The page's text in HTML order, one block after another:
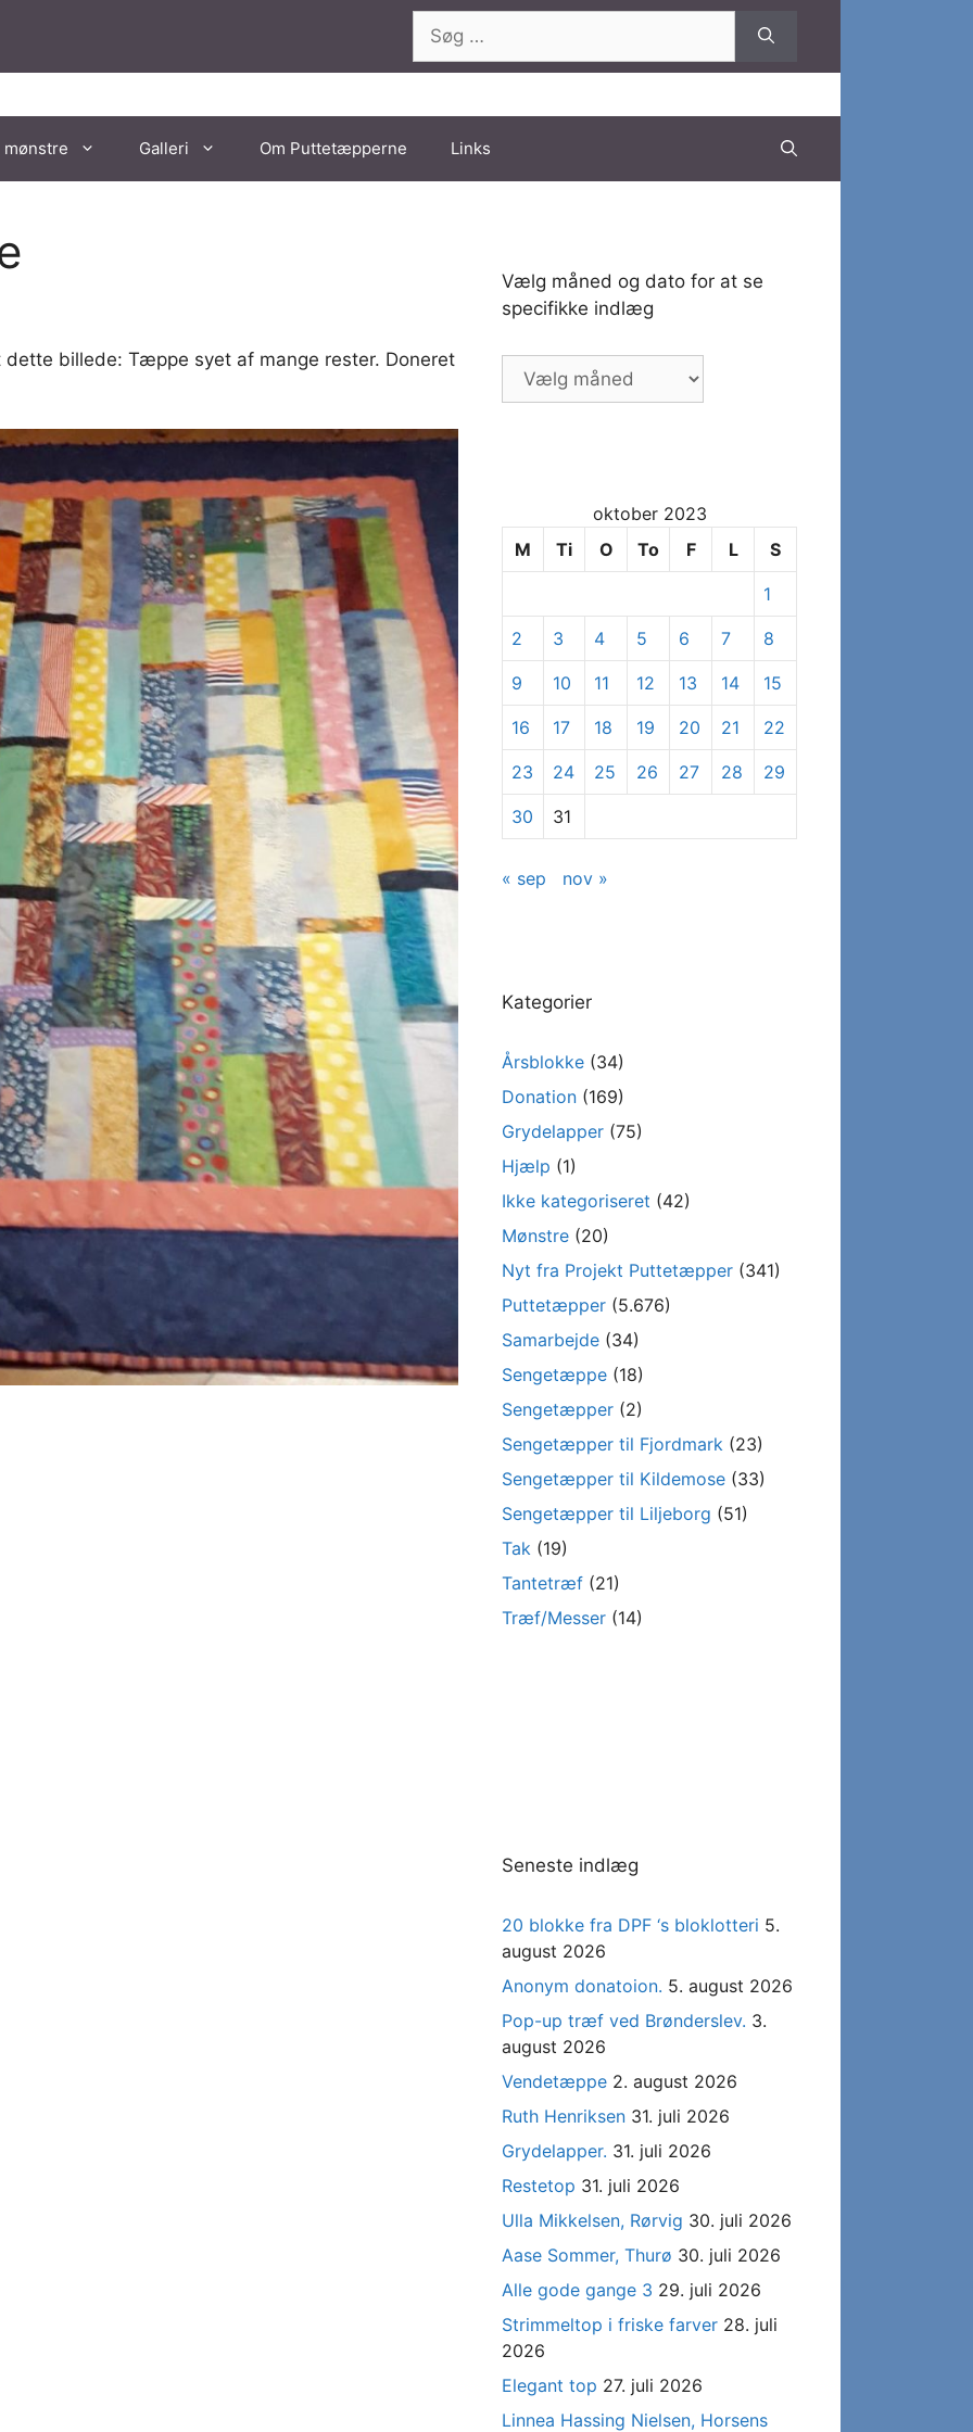
efter:
Galleri Om Puttetæpperne Links
dette billede: Tæppe syet af mange rester. Doneret
Vælg måned og dato for at se
specifikke indlæg
Vælg
måned
se
specifikke
indlæg
oktober 2023
M
Ti O To F L S
1
2 3 4 5 6 7 8
9 10 11 12 13 14 15
16 17 18 19 20 21 22
23 24 25 26 27 28 29
30 31
« sep nov »
Kategorier
Årsblokke (34)
Donation (169)
Grydelapper (75)
Hjælp (1)
Ikke kategoriseret (42)
Mønstre (20)
Nyt fra Projekt Puttetæpper (341)
Puttetæpper (5.676)
Samarbejde (34)
Sengetæppe (18)
Sengetæpper (2)
Sengetæpper til Fjordmark (23)
Sengetæpper til Kildemose (33)
Sengetæpper til Liljeborg (51)
Tak (19)
Tantetræf (21)
Træf/Messer (14)
Seneste indlæg
20 blokke fra DPF ‘s bloklotteri 5.
august 2026
Anonym donatoion. 5. august 2026
Pop-up træf ved Brønderslev. 3.
august 2026
Vendetæppe 2. august 2026
Ruth Henriksen 31. juli 2026
Grydelapper. 31. juli 2026
Restetop 31. juli 2026
Ulla Mikkelsen, Rørvig 30. juli 2026
Aase Sommer, Thurø 30. juli 2026
Alle gode gange 3 29. juli 2026
Strimmeltop i friske farver 28. juli
2026
Elegant top 27. juli 2026
Linnea Hassing Nielsen, Horsens